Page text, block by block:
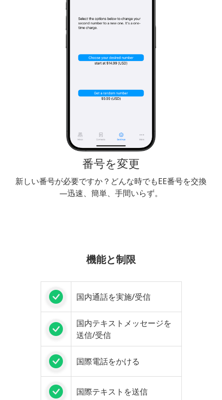
番号を変更
新しい番号が必要ですか？どんな時でもEE番号を交換
—迅速、簡単、手間いらず。
機能と制限
国内通話を実施/受信
国内テキストメッセージを
送信/受信
国際電話をかける
国際テキストを送信